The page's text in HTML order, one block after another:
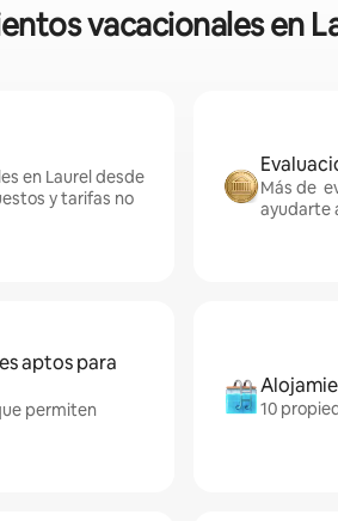
vacacionales en
en Laurel desde
y tarifas no
Más de
ayudarte
aptos para
permiten
10